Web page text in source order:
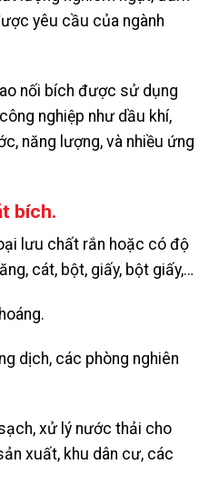
yêu cầu của ngành
nối bích được sử dụng
nghiệp như dầu khí,
năng lượng, và nhiều ứng
bích.
lưu chất rắn hoặc có độ
cát, bột, giấy, bột giấy,…
dịch, các phòng nghiên
xử lý nước thải cho
xuất, khu dân cư, các